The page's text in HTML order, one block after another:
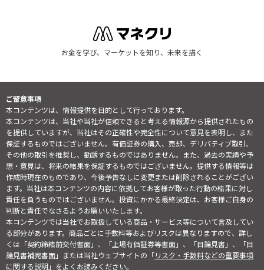
お金を学び、マーケットを知り、未来を描く
ご留意事項
本コンテンツは、情報提供を目的として行っております。
本コンテンツは、当社や当社が信頼できると考える情報源から提供されたもの
を提供していますが、当社はその正確性や完全性について意見を表明し、また
保証するものではございません。有価証券の購入、売却、デリバティブ取引、
その他の取引を推奨し、勧誘するものではありません。また、過去の実績や予
想・意見は、将来の結果を保証するものではございません。提供する情報等は
作成時現在のものであり、今後予告なしに変更または削除されることがござい
ます。当社は本コンテンツの内容に依拠してお客様が取った行動の結果に対し
責任を負うものではございません。投資にかかる最終決定は、お客様ご自身の
判断と責任でなさるようお願いいたします。
本コンテンツでは当社でお取扱している商品・サービス等について言及してい
る部分があります。商品ごとに手数料等およびリスクは異なりますので、詳し
くは「契約締結前交付書面」、「上場有価証券等書面」、「目論見書」、「目
論見書補完書面」または当社ウェブサイトの「リスク・手数料などの重要事項
に関する説明」をよくお読みください。